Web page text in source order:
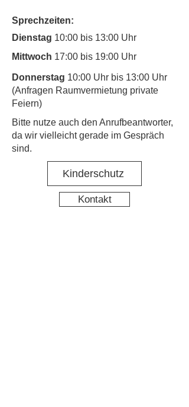
Sprechzeiten:
Dienstag 10:00 bis 13:00 Uhr
Mittwoch 17:00 bis 19:00 Uhr
Donnerstag 10:00 Uhr bis 13:00 Uhr
(Anfragen Raumvermietung private
Feiern)
​Bitte nutze auch den Anrufbeantworter,
da wir vielleicht gerade im Gespräch
sind.
Kinderschutz
Kontakt